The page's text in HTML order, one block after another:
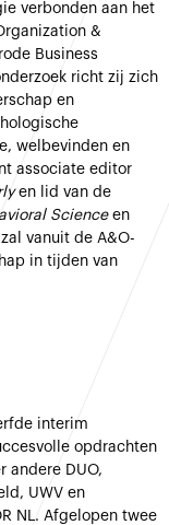
verbonden aan het
&
Business
richt zij zich
en
welbevinden en
associate editor
en lid van de
Scienceen
vanuit de A&O-
in tijden van
interim
opdrachten
andere DUO,
UWV en
NL. Afgelopen twee